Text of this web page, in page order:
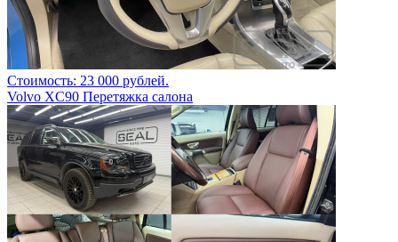
Стоимость: 23 000 рублей.
Volvo XC90 Перетяжка салона